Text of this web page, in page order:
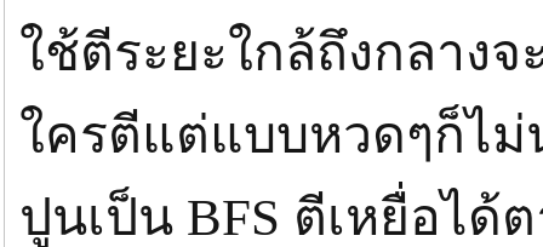
ใช้ตีระยะใกล้ถึงกลาง
ใครตีแต่แบบหวดๆก็ไม่
ปูนเป็น BFS ตีเหยื่อไ